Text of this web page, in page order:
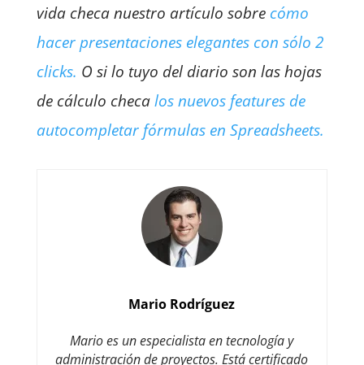
vida checa nuestro artículo sobre cómo
hacer presentaciones elegantes con sólo 2
clicks. O si lo tuyo del diario son las hojas
de cálculo checalos nuevos features de
autocompletar fórmulas en Spreadsheets.
Mario Rodríguez
Mario es un especialista en tecnología y
administración de proyectos. Está certificado